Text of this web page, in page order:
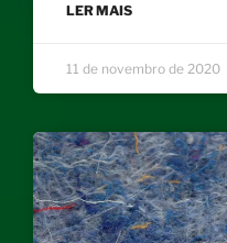
LER MAIS
11 de novembro de 2020